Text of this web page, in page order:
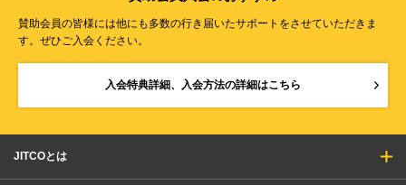
賛助会員の皆様には他にも多数の行き届いたサポートをさせていただきま
す。ぜひご入会ください。
入会特典詳細、入会方法の詳細はこちら
JITCOとは